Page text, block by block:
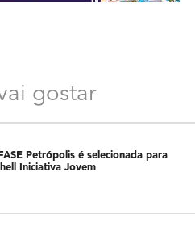
gostar
Petrópolis é selecionada para
Iniciativa Jovem